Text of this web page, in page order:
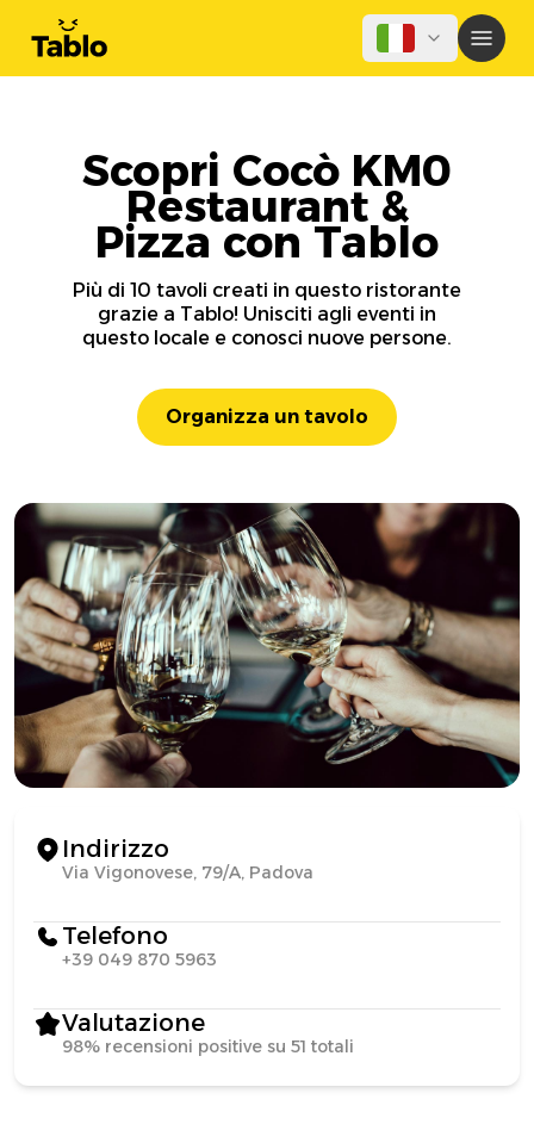
Scopri Cocò KM0
Restaurant &
Pizza con Tablo
Più di 10 tavoli creati in questo ristorante
grazie a Tablo! Unisciti agli eventi in
questo locale e conosci nuove persone.
Organizza un tavolo
Indirizzo
Via Vigonovese, 79/A, Padova
Telefono
+39 049 870 5963
Valutazione
98% recensioni positive su 51 totali